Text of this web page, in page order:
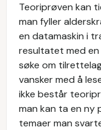
Teoriprøven kan
man fyller
en datamaskin i
resultatet med en
søke om
vansker med å
ikke består
man kan ta en ny
temaer man